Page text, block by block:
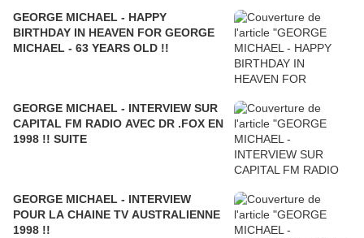
GEORGE MICHAEL - HAPPY
BIRTHDAY IN HEAVEN FOR GEORGE
MICHAEL - 63 YEARS OLD !!
GEORGE MICHAEL - INTERVIEW SUR
CAPITAL FM RADIO AVEC DR .FOX EN
1998 !! SUITE
GEORGE MICHAEL - INTERVIEW
POUR LA CHAINE TV AUSTRALIENNE
1998 !!